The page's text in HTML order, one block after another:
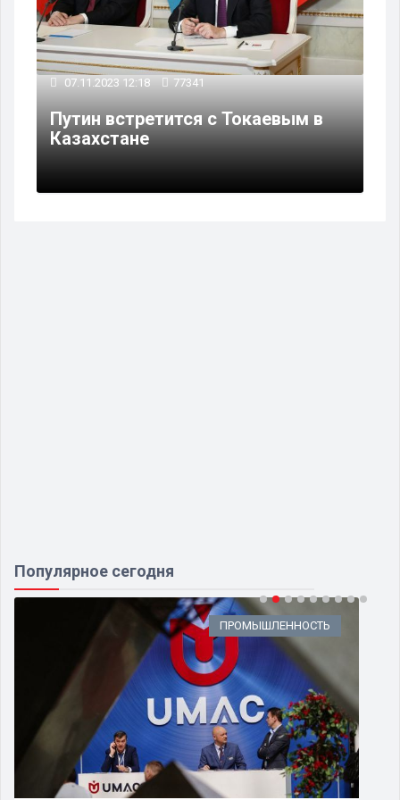
07.11.2023 12:18 77341
Путин встретится с Токаевым в
Казахстане
Популярное сегодня
ПРОМЫШЛЕННОСТЬ